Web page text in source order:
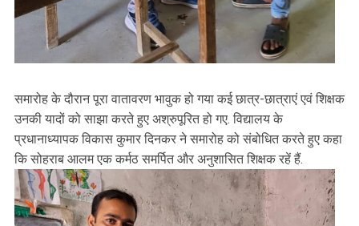
समारोह के दौरान पूरा वातावरण भावुक हो गया कई छात्र-छात्राएं एवं शिक्षक
उनकी यादों को साझा करते हुए अश्रुपूरित हो गए. विद्यालय के
प्रधानाध्यापक विकास कुमार दिनकर ने समारोह को संबोधित करते हुए कहा
कि सोहराब आलम एक कर्मठ समर्पित और अनुशासित शिक्षक रहें हैं.